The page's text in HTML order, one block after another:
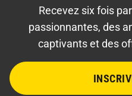
Recevez six fois
passionnantes, des
captivants et des